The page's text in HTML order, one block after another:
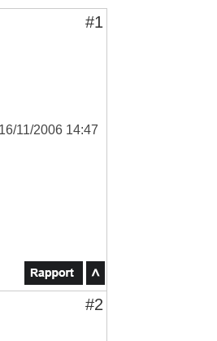
#1
11/2006 14:47
#2